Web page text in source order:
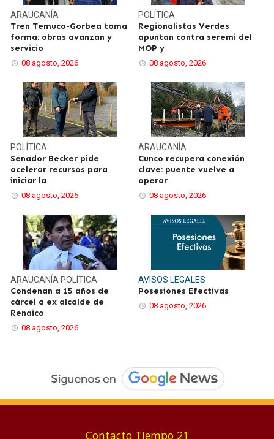
ARAUCANÍA
Tren Temuco-Gorbea toma
forma: obras avanzan y
servicio
08 agosto, 2026
POLÍTICA
Regionalistas Verdes
apuntan contra seremi del
MOP y
08 agosto, 2026
POLÍTICA
Senador Becker pide
acelerar recursos para
iniciar la
08 agosto, 2026
ARAUCANÍA
Cunco recupera conexión
clave: puente vuelve a
operar
08 agosto, 2026
ARAUCANÍA POLÍTICA
Condenan a 15 años de
cárcel a ex alcalde de
Renaico
08 agosto, 2026
AVISOS LEGALES
Posesiones Efectivas
08 agosto, 2026
Contacto Tiempo 21